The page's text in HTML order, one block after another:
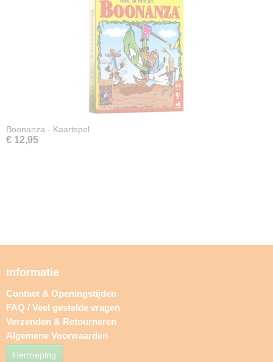
Boonanza - Kaartspel
€ 12,95
Informatie
Contact & Openingstijden
FAQ / Veel gestelde vragen
Verzenden & Retourneren
Algemene Voorwaarden
Herroeping